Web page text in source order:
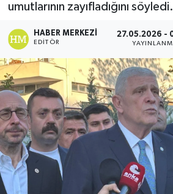
umutlarının zayıfladığını söyledi.
HABER MERKEZI
EDITÖR
27.05.2026 -
Emlak
Gündem
Gurme
Haber